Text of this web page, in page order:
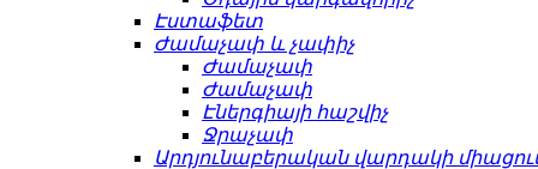
Էստաֆետ
Ժամաչափ և չափիչ
Ժամաչափ
Ժամաչափ
Էներգիայի հաշվիչ
Ջրաչափ
Արդյունաբերական վարդակի